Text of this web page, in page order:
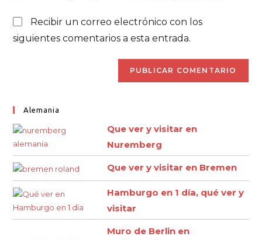
Recibir un correo electrónico con los
siguientes comentarios a esta entrada.
Alemania
Que ver y visitar en
Nuremberg
Que ver y visitar en Bremen
Hamburgo en 1 día, qué ver y
visitar
Muro de Berlin en